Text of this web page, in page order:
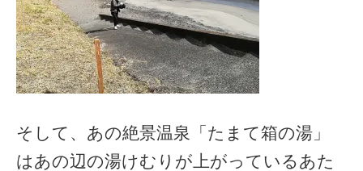
そして、あの絶景温泉「たまて箱の湯」
はあの辺の湯けむりが上がっているあた